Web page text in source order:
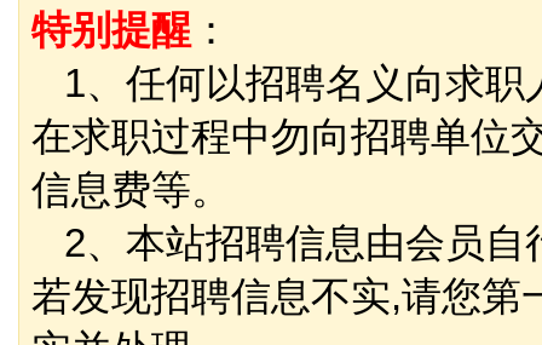
特别提醒 ：
1、任何以招聘名义向求职
在求职过程中勿向招聘单位
信息费等。
2、本站招聘信息由会员自
若发现招聘信息不实,请您第